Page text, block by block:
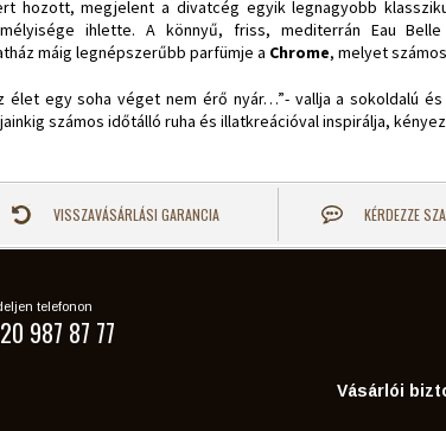
hozott, megjelent a divatcég egyik legnagyobb
ihlette. A könnyű, friss, mediterrán Eau
máig legnépszerűbb parfümje a Chrome, melyet
élet egy soha véget nem érő nyár…”- vallja a sokoldalú
számos időtálló ruha és illatkreációval inspirálja,
VISSZAVÁSÁRLÁSI GARANCIA KÉRDEZZE
telefonon
987 87 77
Vásárlói